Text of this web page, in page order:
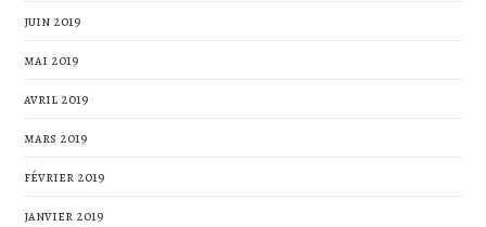
juin 2019
mai 2019
avril 2019
mars 2019
février 2019
janvier 2019